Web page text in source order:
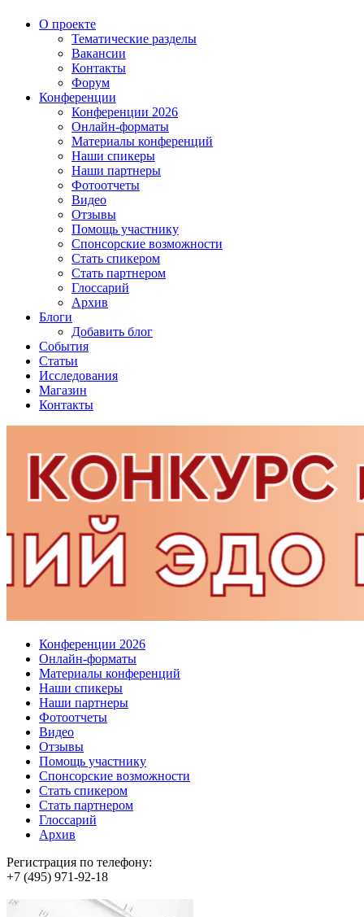
О проекте
Тематические разделы
Вакансии
Контакты
Форум
Конференции
Конференции 2026
Онлайн-форматы
Материалы конференций
Наши спикеры
Наши партнеры
Фотоотчеты
Видео
Отзывы
Помощь участнику
Спонсорские возможности
Стать спикером
Стать партнером
Глоссарий
Архив
Блоги
Добавить блог
События
Статьи
Исследования
Магазин
Контакты
Конференции 2026
Онлайн-форматы
Материалы конференций
Наши спикеры
Наши партнеры
Фотоотчеты
Видео
Отзывы
Помощь участнику
Спонсорские возможности
Стать спикером
Стать партнером
Глоссарий
Архив
Регистрация по телефону:
+7 (495) 971-92-18